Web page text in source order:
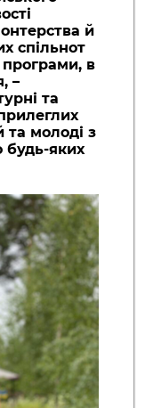
й
спільнот
програми, в
–
та
та молоді з
яких